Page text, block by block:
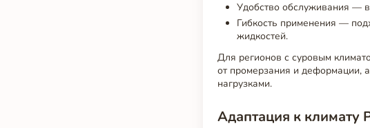
Удобство обслуживания —
Гибкость применения —
жидкостей.
Для регионов с суровым
от промерзания и деформации,
нагрузками.
Адаптация к климату